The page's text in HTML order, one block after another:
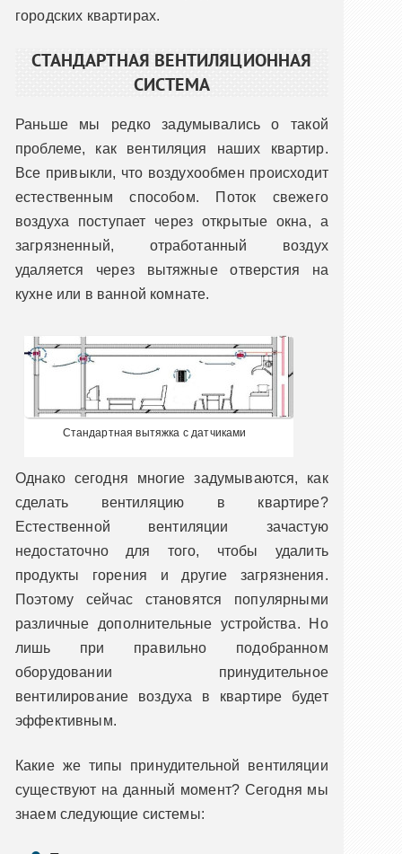
городских квартирах.
СТАНДАРТНАЯ ВЕНТИЛЯЦИОННАЯ
СИСТЕМА
Раньше мы редко задумывались о такой
проблеме, как вентиляция наших квартир.
Все привыкли, что воздухообмен происходит
естественным способом. Поток свежего
воздуха поступает через открытые окна, а
загрязненный, отработанный воздух
удаляется через вытяжные отверстия на
кухне или в ванной комнате.
Стандартная вытяжка с датчиками
Однако сегодня многие задумываются, как
сделать вентиляцию в квартире?
Естественной вентиляции зачастую
недостаточно для того, чтобы удалить
продукты горения и другие загрязнения.
Поэтому сейчас становятся популярными
различные дополнительные устройства. Но
лишь при правильно подобранном
оборудовании принудительное
вентилирование воздуха в квартире будет
эффективным.
Какие же типы принудительной вентиляции
существуют на данный момент? Сегодня мы
знаем следующие системы: